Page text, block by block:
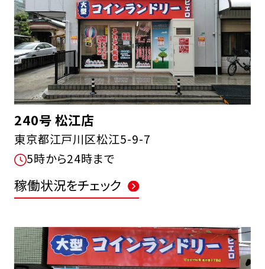
240号 松江店
東京都江戸川区松江5-9-7
5時から24時まで
稼働状況をチェック